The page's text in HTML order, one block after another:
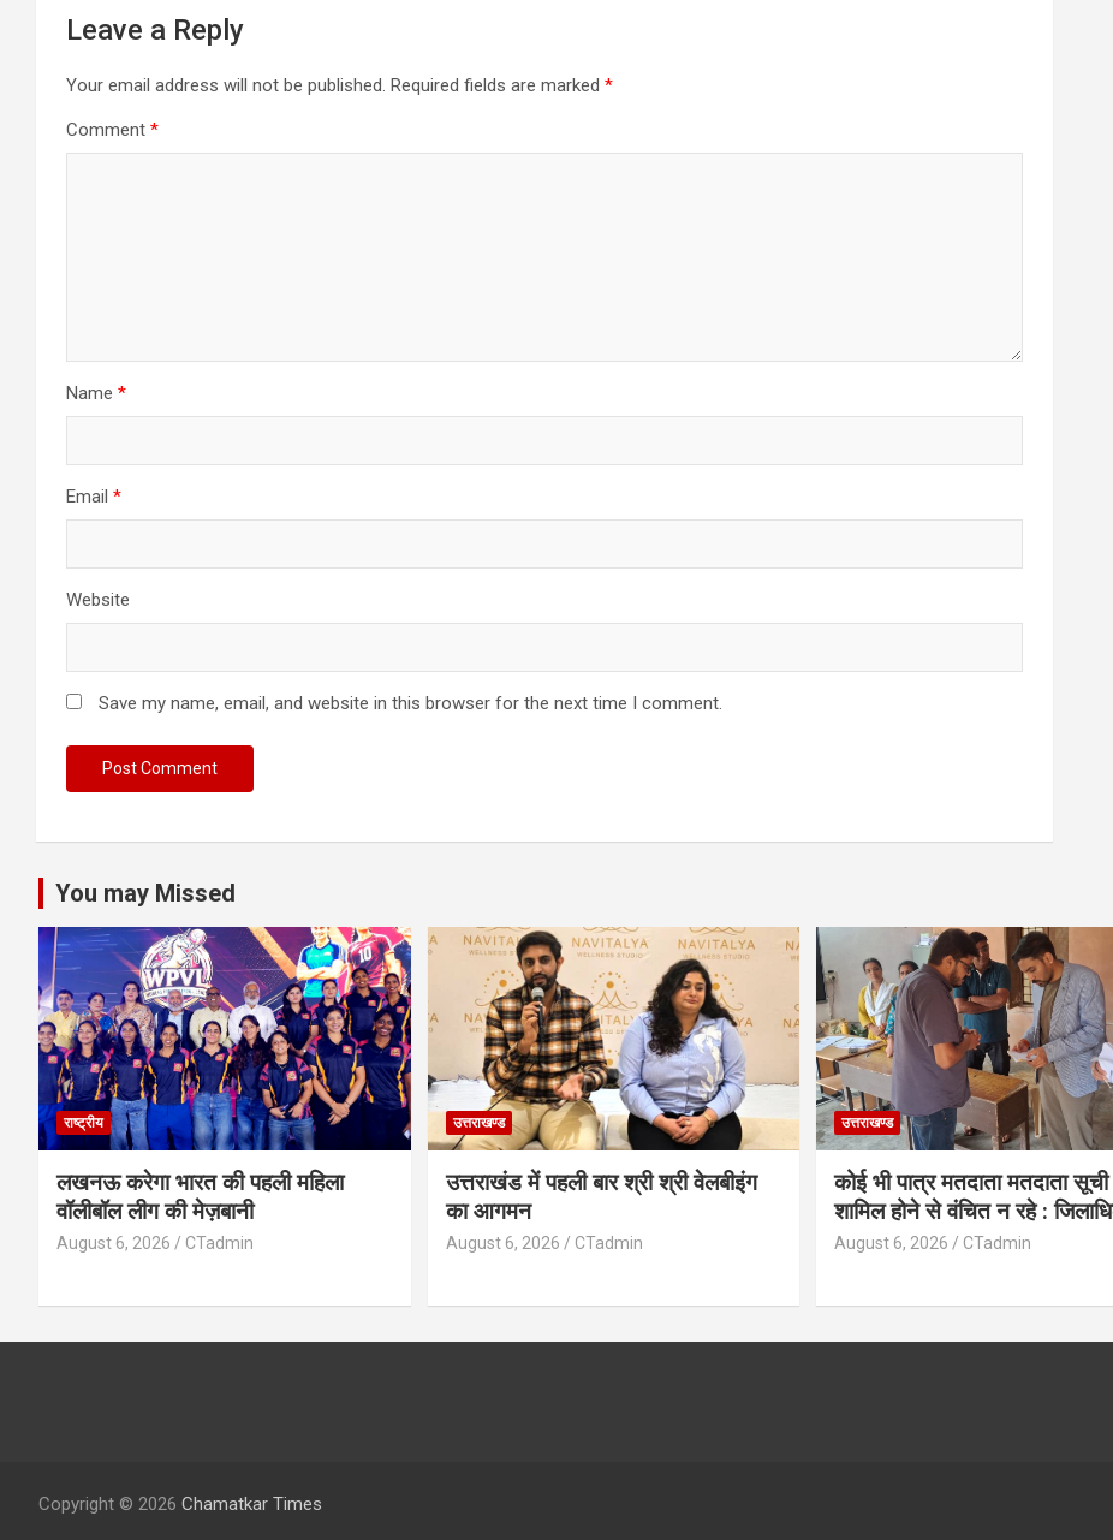
Leave a Reply
Your email address will not be published. Required fields are marked *
Comment *
Name *
Email *
Website
Save my name, email, and website in this browser for the next time I comment.
You may Missed
राष्ट्रीय
लखनऊ करेगा भारत की पहली महिला
वॉलीबॉल लीग की मेज़बानी
August 6, 2026 CTadmin
उत्तराखण्ड
उत्तराखंड में पहली बार श्री श्री वेलबीइंग
का आगमन
August 6, 2026 CTadmin
उत्तराखण्ड
कोई भी पात्र मतदाता मतदाता
शामिल होने से वंचित न रहे :
August 6, 2026 CTadmin
Copyright © 2026 Chamatkar Times